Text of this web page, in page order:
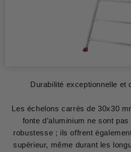
Durabilité exceptionnelle et
Les échelons carrés de 30x30
fonte d’aluminium ne sont
robustesse ; ils offrent
supérieur, même durant les